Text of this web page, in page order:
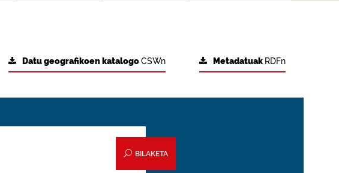
Metadatuak RDFn
Datu geografikoen katalogoCSWn
BILAKETA